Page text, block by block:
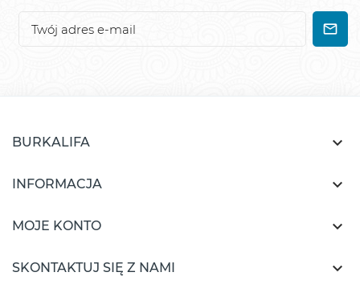
BURKALIFA 
INFORMACJA 
MOJE KONTO 
SKONTAKTUJ SIĘ Z NAMI 